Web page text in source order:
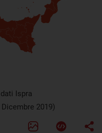
Ispra
2019)